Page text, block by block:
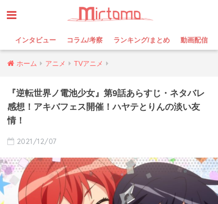
インタビュー コラム/考察 ランキング/まとめ 動画配信
ホーム アニメ TVアニメ
『逆転世界ノ電池少女』第9話あらすじ・ネタバレ
感想！アキバフェス開催！ハヤテとりんの淡い友
情！
2021/12/07